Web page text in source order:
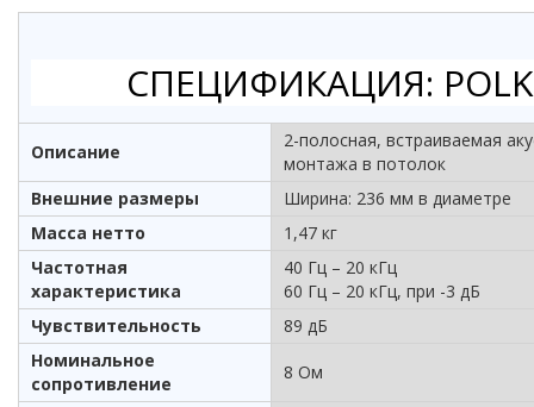
СПЕЦИФИКАЦИЯ: POLK
Описание
2-полосная, встраиваемая
монтажа в потолок
Внешние размеры
Ширина: 236 мм в диаметре
Масса нетто
1,47 кг
Частотная
характеристика
40 Гц – 20 кГц
60 Гц – 20 кГц, при -3 дБ
Чувствительность
89 дБ
Номинальное
сопротивление
8 Ом